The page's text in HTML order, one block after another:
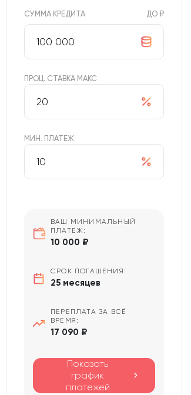
СУММА КРЕДИТА ДО ₽
ПРОЦ. СТАВКА МАКС
МИН. ПЛАТЕЖ
ВАШ МИНИМАЛЬНЫЙ
ПЛАТЕЖ:
10 000 ₽
СРОК ПОГАШЕНИЯ:
25 месяцев
ПЕРЕПЛАТА ЗА ВСЁ
ВРЕМЯ:
17 090 ₽
Показать
график
платежей